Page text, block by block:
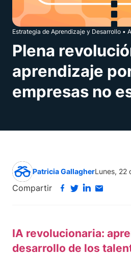
Estrategia de Aprendizaje y Desarrollo •
Plena
aprendizaje
empresas no
Patricia GallagherLunes, 22
Compartir
IA revolucionaria:
desarrollo de los